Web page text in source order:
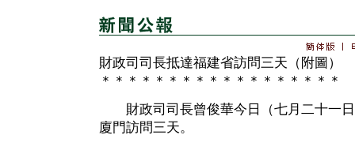
財政司司長抵達福建省訪問三天（附圖）
＊＊＊＊＊＊＊＊＊＊＊＊＊＊＊＊＊＊
財政司司長曾俊華今日（七月二十一日
廈門訪問三天。